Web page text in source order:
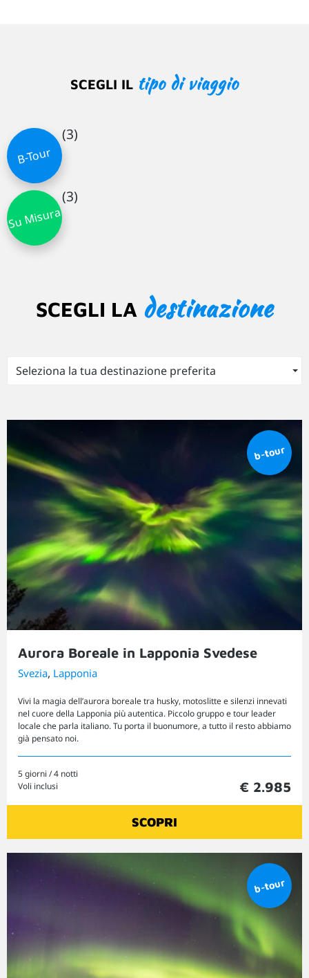
SCEGLI IL tipo di viaggio
B-Tour
(3)
Su Misura
(3)
SCEGLI LA destinazione
Seleziona la tua destinazione preferita
Aurora Boreale in Lapponia Svedese
Svezia, Lapponia
Vivi la magia dell’aurora boreale tra husky, motoslitte e silenzi innevati
nel cuore della Lapponia più autentica. Piccolo gruppo e tour leader
locale che parla italiano. Tu porta il buonumore, a tutto il resto abbiamo
già pensato noi.
5 giorni / 4 notti
Voli inclusi
€ 2.985
SCOPRI